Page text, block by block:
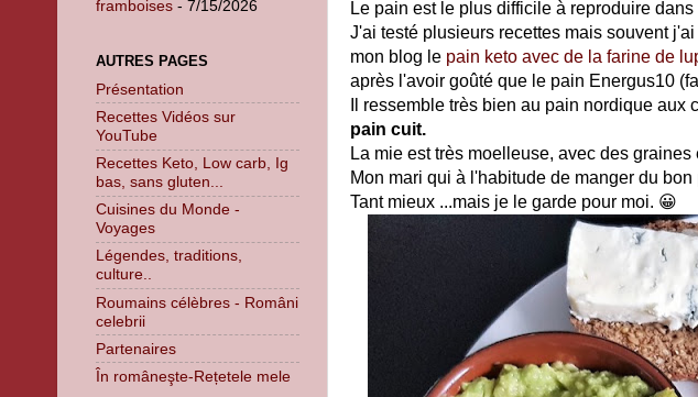
Le pain est le plus difficile à reproduire
J'ai testé plusieurs recettes mais souvent
mon blog le pain keto avec de la farine de
après l'avoir goûté que le pain Energus10
Il ressemble très bien au pain nordique
pain cuit.
La mie est très moelleuse, avec des
Mon mari qui à l'habitude de manger du
Tant mieux ...mais je le garde pour moi. 😀
framboises - 7/15/2026
AUTRES PAGES
Présentation
Recettes Vidéos sur
YouTube
Recettes Keto, Low carb, Ig
bas, sans gluten...
Cuisines du Monde -
Voyages
Légendes, traditions,
culture..
Roumains célèbres - Români
celebrii
Partenaires
În româneşte-Rețetele mele